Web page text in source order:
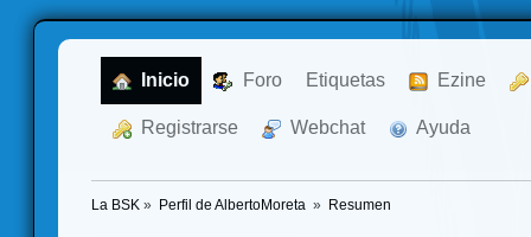
Inicio Foro Etiquetas Ezine
Registrarse Webchat Ayuda
La BSK » Perfil de AlbertoMoreta » Resumen